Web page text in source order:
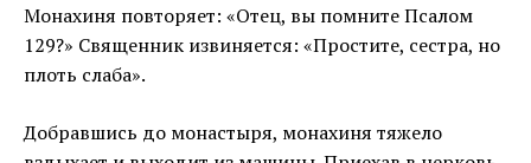
Монахиня повторяет: «Отец, вы помните Псалом
129?» Священник извиняется: «Простите, сестра, но
плоть слаба».
Добравшись до монастыря, монахиня тяжело